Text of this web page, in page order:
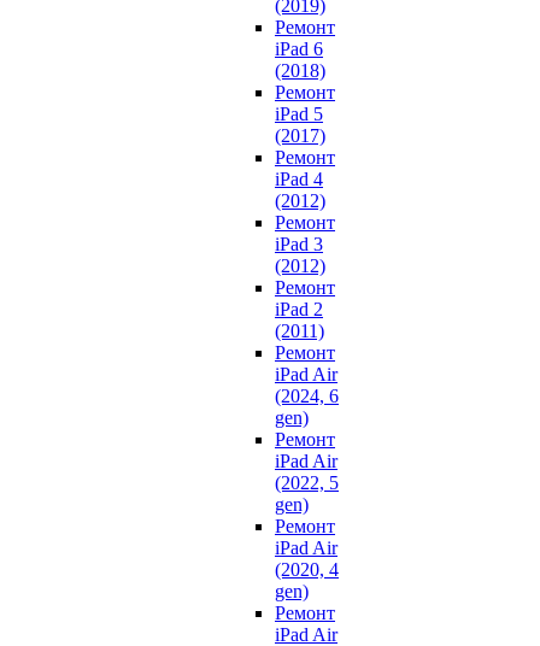
(2019)
Ремонт
iPad 6
(2018)
Ремонт
iPad 5
(2017)
Ремонт
iPad 4
(2012)
Ремонт
iPad 3
(2012)
Ремонт
iPad 2
(2011)
Ремонт
iPad Air
(2024, 6
gen)
Ремонт
iPad Air
(2022, 5
gen)
Ремонт
iPad Air
(2020, 4
gen)
Ремонт
iPad Air